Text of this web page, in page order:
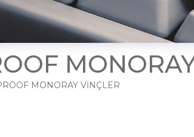
MONORAY VİNÇLER